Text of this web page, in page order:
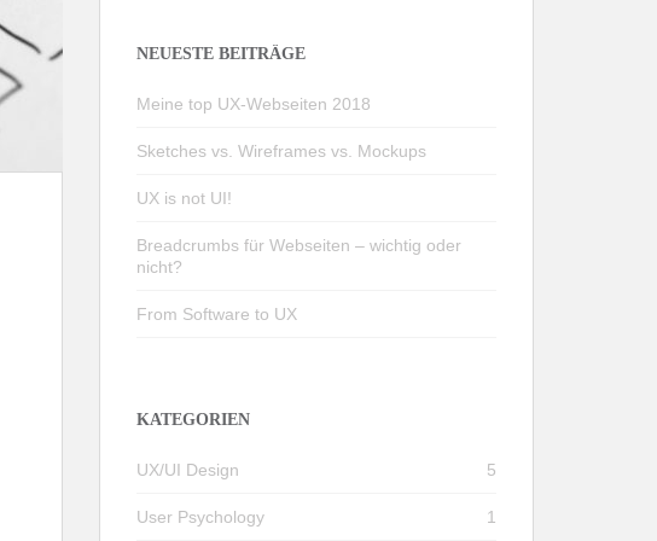
NEUESTE BEITRÄGE
Meine top UX-Webseiten 2018
Sketches vs. Wireframes vs. Mockups
UX is not UI!
Breadcrumbs für Webseiten – wichtig oder
nicht?
From Software to UX
KATEGORIEN
UX/UI Design 5
User Psychology 1